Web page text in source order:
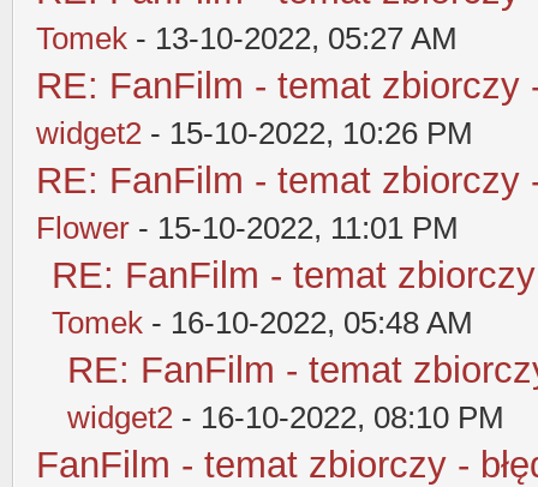
Tomek - 13-10-2022, 05:27 AM
RE: FanFilm - temat zbiorczy
widget2 - 15-10-2022, 10:26 PM
RE: FanFilm - temat zbiorczy
Flower - 15-10-2022, 11:01 PM
RE: FanFilm - temat
Tomek - 16-10-2022, 05:48 AM
RE: FanFilm - temat
widget2 - 16-10-2022, 08:10 PM
FanFilm - temat zbiorczy -